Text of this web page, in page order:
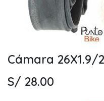
Cámara 26X1.9/
S/ 28.00